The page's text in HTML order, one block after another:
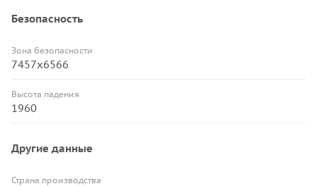
Безопасность
Зона безопасности
7457х6566
Высота падения
1960
Другие данные
Страна производства